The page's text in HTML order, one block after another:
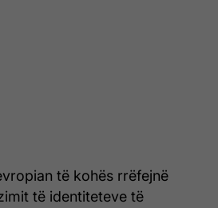
të kohës rrëfejnë
të identiteteve të